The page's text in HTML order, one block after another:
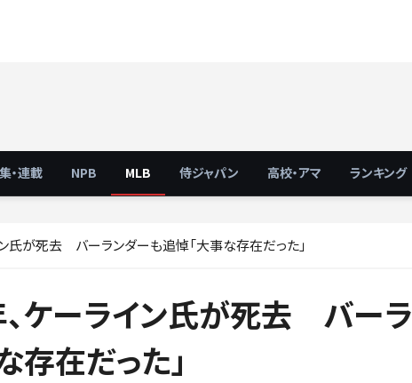
・連載 NPB MLB 侍ジャパン 高校・アマ ランキング
氏が死去 バーランダーも追悼「大事な存在だった」
ケーライン氏が死去 バーラ
存在だった」